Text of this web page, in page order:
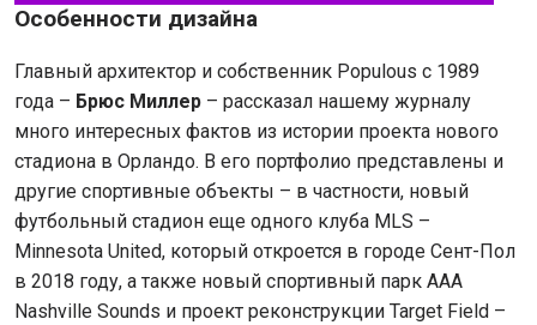
Особенности дизайна
Главный архитектор и собственник Populous с 1989
года – Брюс Миллер – рассказал нашему журналу
много интересных фактов из истории проекта нового
стадиона в Орландо. В его портфолио представлены и
другие спортивные объекты – в частности, новый
футбольный стадион еще одного клуба MLS –
Minnesota United, который откроется в городе Сент-Пол
в 2018 году, а также новый спортивный парк AAA
Nashville Sounds и проект реконструкции Target Field –